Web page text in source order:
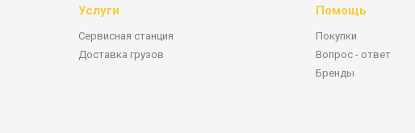
Услуги
Сервисная станция
Доставка грузов
Помощь
Покупки
Вопрос - ответ
Бренды